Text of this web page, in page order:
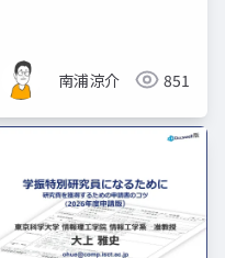
「包摂の教育学」へ
（東北教育学会/日本教
育学会東北地区研究活
日本語教育の検討」資
料）
南浦涼介 851